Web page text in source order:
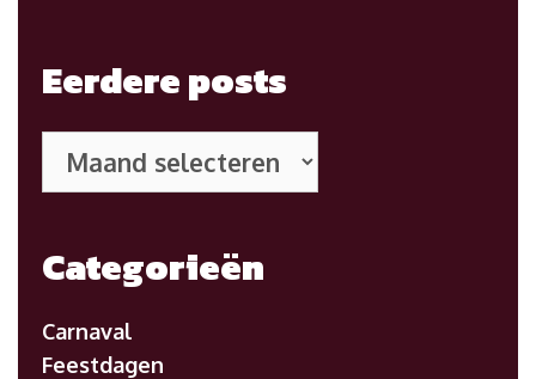
Eerdere posts
posts
Categorieën
Carnaval
Feestdagen